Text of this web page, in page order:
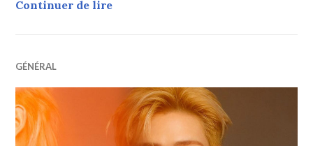
Continuer de lirePark Bo Young, Jinyoung (GOT7)
GÉNÉRAL